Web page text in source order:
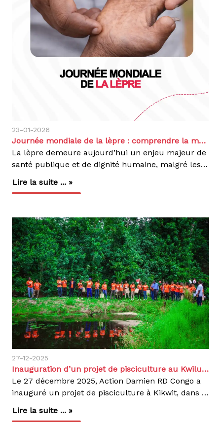
23-01-2026
Journée mondiale de la lèpre : comprendre la maladie et renforcer la lutte en République Démocratique du Congo
La lèpre demeure aujourd’hui un enjeu majeur de
santé publique et de dignité humaine, malgré les progrès médicaux réalisés au cours des dernières décennies. À l’occasion de la 73ᵉ Journée mondiale de la lèpre, célébrée les 24, 25 et 26 janvier, nous réaffirmons notre engagement aux côtés des autorités sanitaires et des communautés.Cette 73ème édition est un appel vibrant à intensifier le dépistage précoce. Identifier la maladie dès ses premiers signes est le seul moyen de garantir une guérison totale et d'éviter les séquelles physiques définitives. En République Démocratique du Congo (RDC), le retard de diagnostic, souvent alimenté par la peur et la stigmatisation, reste l'obstacle majeur qu'il nous faut impérativement briser.La lèpre : une maladie ancienne mais toujours d’actualitéAussi appelée maladie de Hansen, la lèpre est une infection bactérienne chronique causée par Mycobacterium leprae. Elle affecte principalement la peau, les nerfs périphériques, les yeux et les voies respiratoires supérieures. En l’absence de traitement précoce, elle peut entraîner des incapacités physiques irréversibles, des déformations et une perte de sensibilité, exposant les personnes atteintes à des blessures répétées.Classée parmi les maladies tropicales négligées (MTN) par l’Organisation mondiale de la Santé (OMS), la lèpre touche principalement les populations vivant dans des contextes de pauvreté, de précarité et d’accès limité aux soins. C’est précisément dans ces contextes que nous concentrons nos interventions, en plaçant la personne affectée au cœur de la réponse sanitaire et sociale.Situation de la lèpre en RDC : une réponse portée par Action DamienLa République Démocratique du Congo figure parmi les pays où la lèpre est encore présente. Chaque année, le pays enregistre environ 3 000 nouveaux cas. En 2024, grâce aux efforts conjoints des partenaires nationaux et internationaux, 2 172 cas de lèpre ont été dépistés et mis sous traitement, illustrant l’impact des stratégies de dépistage actif et de prise en charge précoce que nous soutenons.La maladie est présente dans plusieurs provinces du pays, avec une endémicité plus marquée dans certaines zones. nous intervenons actuellement dans 9 provinces, couvrant plus de 200 zones de santé, en étroite collaboration avec le Programme National d’Élimination de la Lèpre (PNEL).Parmi ces provinces, le Haut-Uélé, la Tshopo et le Tanganyika figurent parmi les zones les plus endémiques, en raison de l’enclavement géographique, de l’accès limité aux soins de santé et de la coexistence d’autres maladies tropicales négligées cutanées. Dans ces contextes, l’action d’Action Damien est déterminante pour rapprocher les soins des communautés.Le principal défi ne réside pas uniquement dans la présence de la maladie, mais dans le diagnostic tardif, souvent lié à la méconnaissance des symptômes, à la peur du rejet social et aux préjugés persistants. Nous œuvrons activement pour inverser cette tendance, car un diagnostic précoce permet d’éviter les incapacités, de réduire la transmission et d’améliorer significativement la qualité de vie des personnes affectées.Transmission et prise en charge : informer pour mieux agirContrairement aux idées reçues, la lèpre n’est pas hautement contagieuse. Elle se transmet par des contacts étroits et prolongés avec une personne non traitée, principalement par les gouttelettes respiratoires. Une simple poignée de main, un repas partagé ou un contact occasionnel ne suffisent pas à transmettre la maladie.Dès le début du traitement, la personne atteinte cesse d’être contagieuse. La lèpre est totalement guérissable grâce à une polychimiothérapie gratuite, recommandée par l’OMS et disponible en RDC avec notre appui, qui soutient l’accès équitable au diagnostic et au traitement.Stigmatisation : un combat au cœur des nos actionsEn RDC, la lèpre reste associée à des croyances erronées et à une forte stigmatisation sociale. Cette réalité conduit souvent à l’isolement des patients, à la perte de leurs moyens de subsistance et à une marginalisation durable, même après la guérison.Consciente de cet enjeu, nous adoptons une approche globale, allant au-delà du traitement médical. La lutte contre la lèpre intègre la sensibilisation communautaire, la réinsertion sociale et le soutien économique des personnes affectées, afin de restaurer leur dignité et leur place au sein de la communauté.Notre engagement en RDCPrésente depuis plusieurs années en République Démocratique du Congo, nous jouons un rôle clé dans la lutte contre la lèpre à travers une approche intégrée qui combine :Le dépistage précoce et la prise en charge médicale gratuite des personnes atteintes de la lèpre;La formation du personnel de santé, pour améliorer la détection, le suivi et la qualité des soins ;La sensibilisation des communautés, afin de réduire les préjugés et encourager le recours précoce aux services de santé ;L’autonomisation socio-économique des personnes affectées, à travers des projets générateurs de revenus (agriculture, pisciculture, artisanat), favorisant leur réinsertion et leur dignité.À travers nos actions, Nous agissons simultanément sur la maladie et sur ses conséquences humaines, contribuant à une amélioration durable des conditions de vie des bénéficiaires.Agir ensemble pour un avenir sans lèpreCette 73ème Journée Mondiale nous rappelle que la lèpre n’est pas une maladie du passé. Elle exige un engagement collectif pour renforcer les campagnes de dépistage et garantir l'accès aux soins pour tous et combattre la stigmatisation.En RDC, avec l’appui de ses partenaires, des autorités sanitaires et des communautés, nous poursuivons résolument son engagement pour un futur sans lèpre, où chaque personne affectée a accès aux soins et retrouver son autonomie sociale et économique.
Lire la suite ... »
27-12-2025
Inauguration d’un projet de pisciculture au Kwilu avec le soutien de Rawbank
Le 27 décembre 2025, Action Damien RD Congo a
inauguré un projet de pisciculture à Kikwit, dans la province du Kwilu, en faveur des personnes affectées par la lèpre et la tuberculose. Mis en œuvre avec l’appui de Rawbank, ce projet vise à renforcer l’autonomie économique des bénéficiaires tout en contribuant à leur sécurité alimentaire. Cette initiative s’inscrit dans l’approche d’Action Damien qui combine prise en charge sanitaire, inclusion sociale et développement d’activités génératrices de revenus au profit des communautés vulnérables.👉 Découvrez le projet en détail dans la rubrique Projets de notre site.Projet de pisciculture en faveur des personnes affectées par la lèpre à Kikwit, avec l’appui de RawbankAgir, c'est contagieux!
Lire la suite ... »